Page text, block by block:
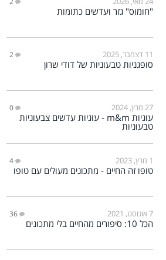
"חומוס" גזר ועדשים כתומות
11 דצמבר, 2025 2
סופגניות טבעוניות של דודי שרון
27 מרץ, 2024 0
עוגיות m&m - עוגיות עדשים צבעוניות
טבעוניות
1 מרץ, 2023 4
טופו זה החיים - מתכונים מעולים עם טופו
7 אוגוסט, 2021 36
הכל 10: סיפורים מהחיים בלי מתכונים